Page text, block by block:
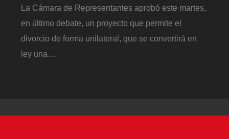
La Cámara de Representantes aprobó este martes,
en último debate, un proyecto que permite el
divorcio de forma unilateral, que se convertirá en
ley una…